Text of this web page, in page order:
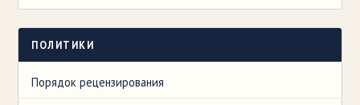
ПОЛИТИКИ
Порядок рецензирования